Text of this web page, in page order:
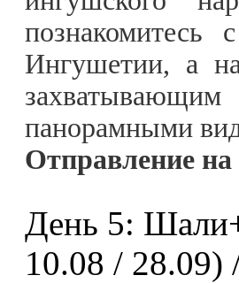
Ингушетии, а
панорамными
Отправление
День 5:
10.08 / 28.09)